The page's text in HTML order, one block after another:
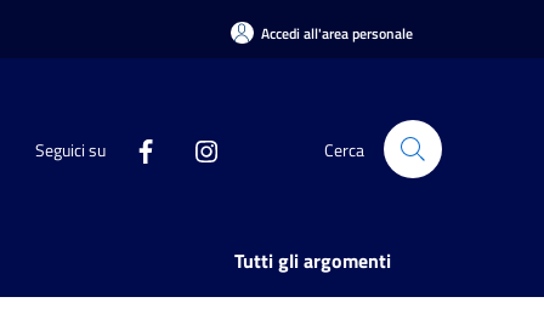
Accedi all'area personale
Seguici su Cerca
Tutti gli argomenti